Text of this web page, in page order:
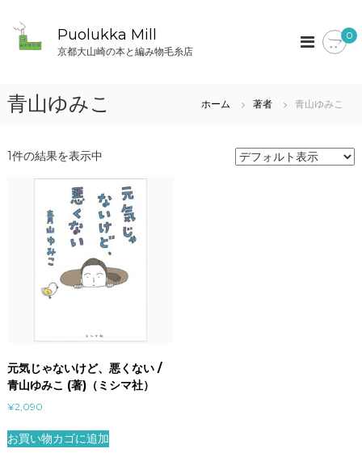
へ
プ
Puolukka Mill
京都大山崎の本と編み物毛糸店
0
青山ゆみこ ホーム 著者 青山ゆみこ
1件の結果を表示中
元気じゃないけど、悪くない /
青山ゆみこ (著)（ミシマ社）
¥2,090
お買い物カゴに追加